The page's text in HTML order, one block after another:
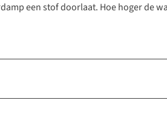
een stof doorlaat. Hoe hoger de